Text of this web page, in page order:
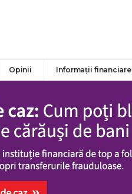
Opinii Informații financiare